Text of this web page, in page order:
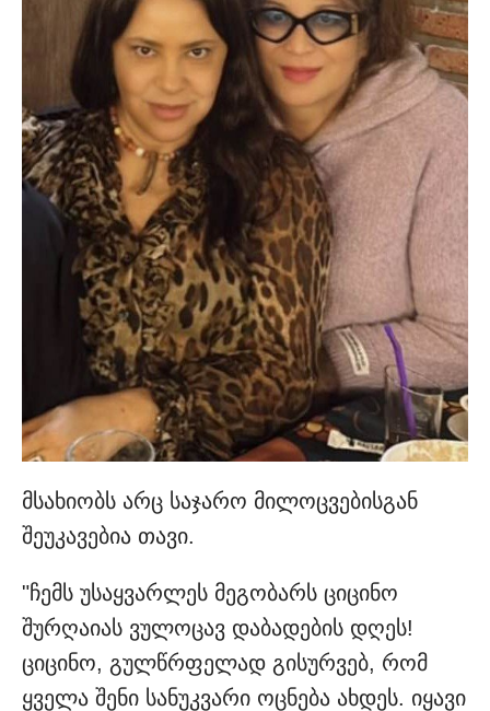
მსახიობს არც საჯარო მილოცვებისგან
შეუკავებია თავი.
"ჩემს უსაყვარლეს მეგობარს ციცინო
შურღაიას ვულოცავ დაბადების დღეს!
ციცინო, გულწრფელად გისურვებ, რომ
ყველა შენი სანუკვარი ოცნება ახდეს. იყავი